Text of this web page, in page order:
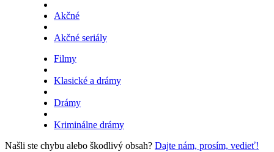
Akčné
Akčné seriály
Filmy
Klasické a drámy
Drámy
Kriminálne drámy
Našli ste chybu alebo škodlivý obsah? Dajte nám, prosím, vedieť!